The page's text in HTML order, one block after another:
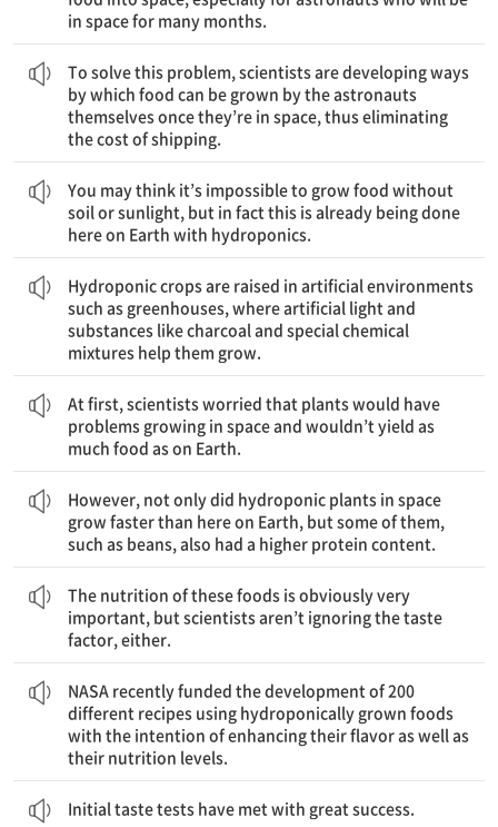
in space for many months.
To solve this problem, scientists are developing ways
by which food can be grown by the astronauts
themselves once they’re in space, thus eliminating
the cost of shipping.
You may think it’s impossible to grow food without
soil or sunlight, but in fact this is already being done
here on Earth with hydroponics.
Hydroponic crops are raised in artificial environments
such as greenhouses, where artificial light and
substances like charcoal and special chemical
mixtures help them grow.
At first, scientists worried that plants would have
problems growing in space and wouldn’t yield as
much food as on Earth.
However, not only did hydroponic plants in space
grow faster than here on Earth, but some of them,
such as beans, also had a higher protein content.
The nutrition of these foods is obviously very
important, but scientists aren’t ignoring the taste
factor, either.
NASA recently funded the development of 200
different recipes using hydroponically grown foods
with the intention of enhancing their flavor as well as
their nutrition levels.
Initial taste tests have met with great success.